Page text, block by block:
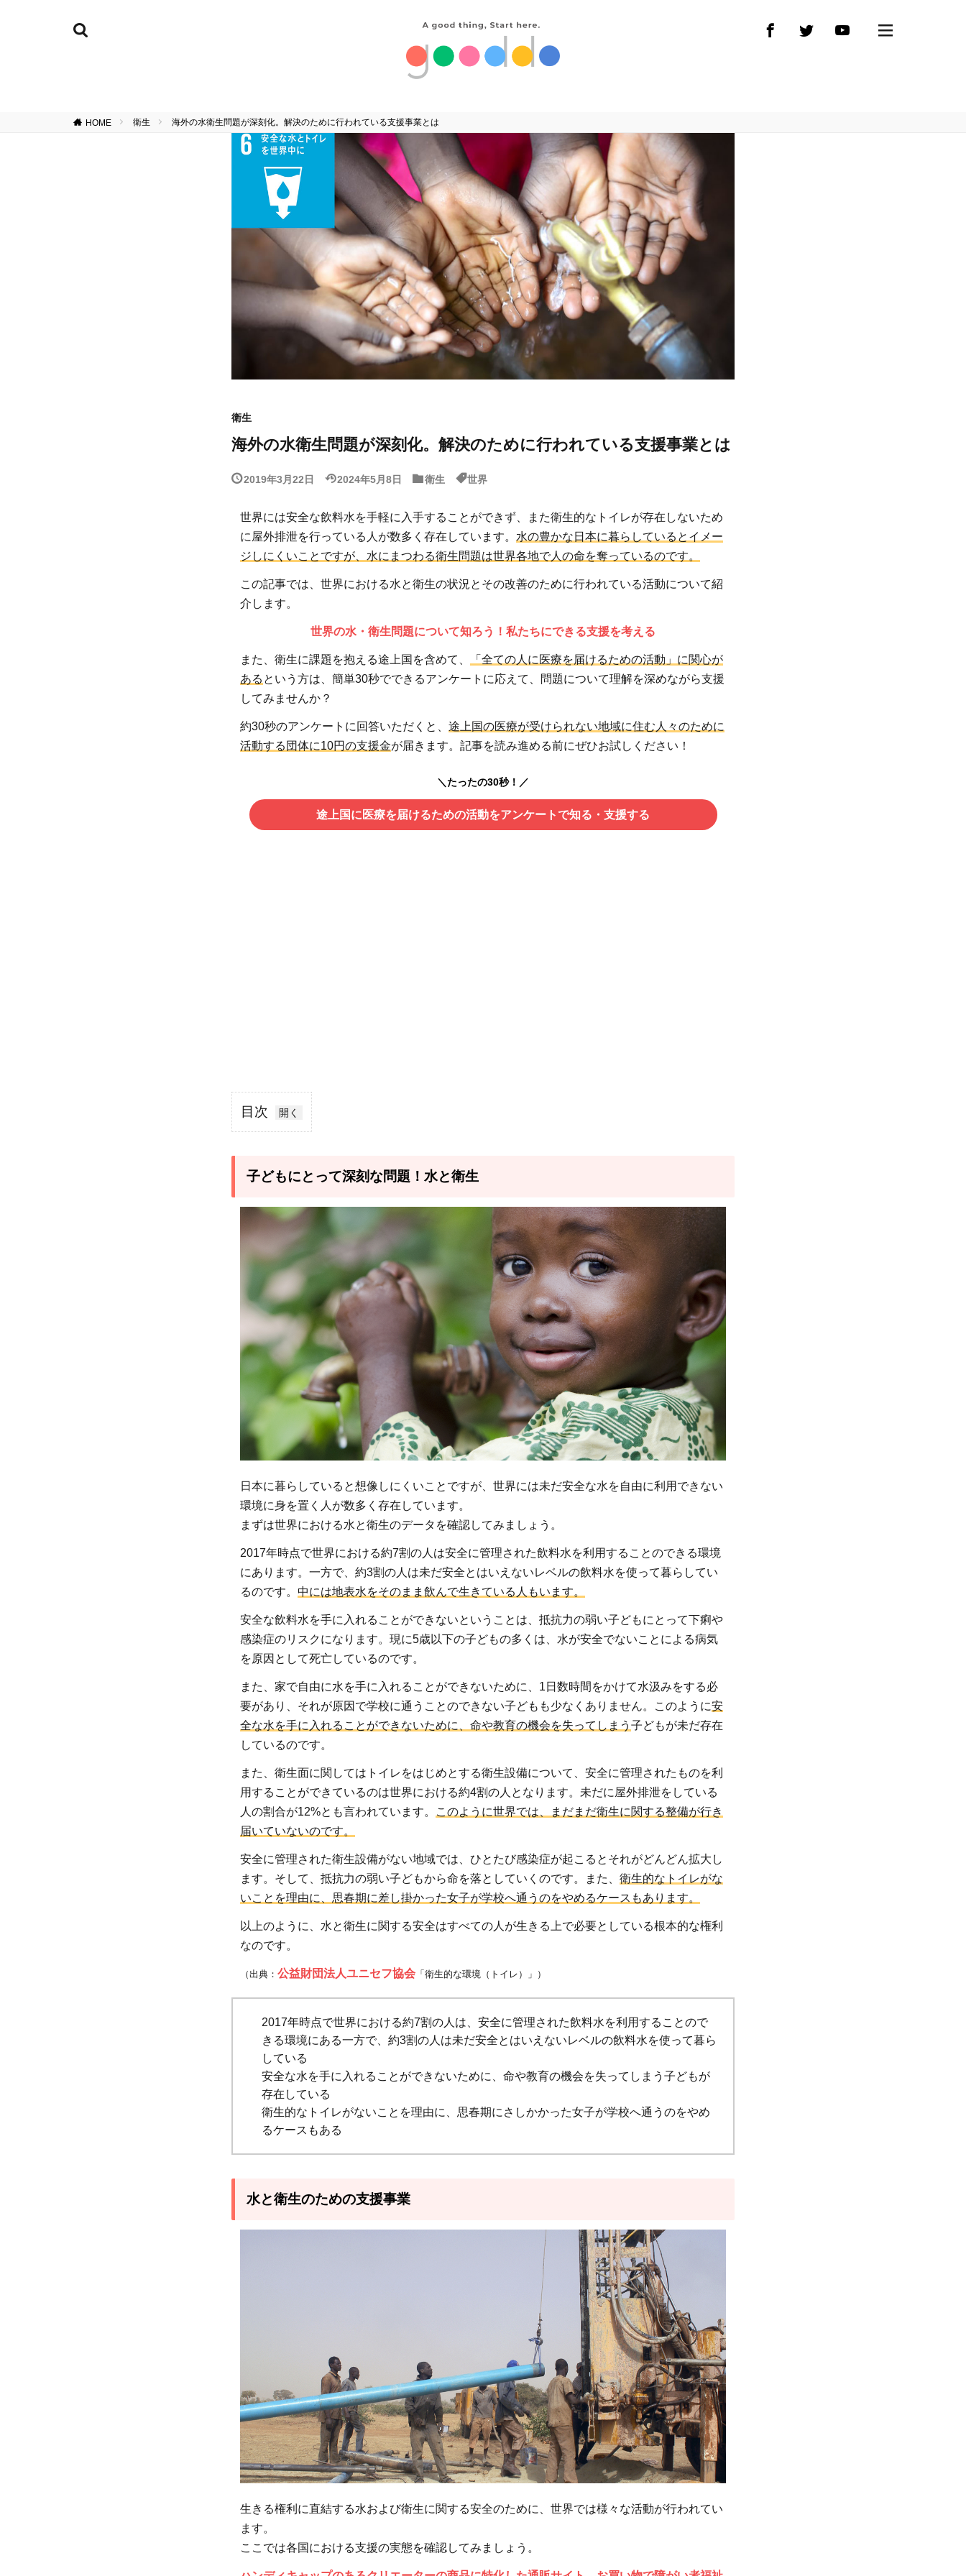
HOME 衛生 海外の水衛生問題が深刻化。解決のために行われている支援事業とは
衛生
海外の水衛生問題が深刻化。解決のために行われている支援事業とは
2019年3月22日 2024年5月8日 衛生 世界
世界には安全な飲料水を手軽に入手することができず、また衛生的なトイレが存在しないため
に屋外排泄を行っている人が数多く存在しています。 水の豊かな日本に暮らしているとイメー
ジしにくいことですが、水にまつわる衛生問題は世界各地で人の命を奪っているのです。
この記事では、世界における水と衛生の状況とその改善のために行われている活動について紹
介します。
世界の水・衛生問題について知ろう！私たちにできる支援を考える
また、衛生に課題を抱える途上国を含めて、
「全ての人に医療を届けるための活動」に関心が
ある という方は、簡単30秒でできるアンケートに応えて、問題について理解を深めながら支援
してみませんか？
約30秒のアンケートに回答いただくと、 途上国の医療が受けられない地域に住む人々のために
活動する団体に10円の支援金が届きます。記事を読み進める前にぜひお試しください！
＼たったの30秒！／
途上国に医療を届けるための活動をアンケートで知る・支援する
目次
1
もに
て深
刻な
水と
衛生
水
衛
生
の
た
め
の
支
援
事
業
2.1
どん
な活
動を
して
る？
2.2
支援
はど
のよ
うな
国や
で行
われ
てい
る？
3
水・
衛生
問題
のた
めに
私た
ちが
でき
る支
3.1
て、
私た
ちも
何か
を始
う
子どもにとって深刻な問題！水と衛生
日本に暮らしていると想像しにくいことですが、世界には未だ安全な水を自由に利用できない
環境に身を置く人が数多く存在しています。
まずは世界における水と衛生のデータを確認してみましょう。
2017年時点で世界における約7割の人は安全に管理された飲料水を利用することのできる環境
にあります。一方で、約3割の人は未だ安全とはいえないレベルの飲料水を使って暮らしてい
るのです。 中には地表水をそのまま飲んで生きている人もいます。
安全な飲料水を手に入れることができないということは、抵抗力の弱い子どもにとって下痢や
感染症のリスクになります。現に5歳以下の子どもの多くは、水が安全でないことによる病気
を原因として死亡しているのです。
また、家で自由に水を手に入れることができないために、1日数時間をかけて水汲みをする必
要があり、それが原因で学校に通うことのできない子どもも少なくありません。このように安
全な水を手に入れることができないために、命や教育の機会を失ってしまう 子どもが未だ存在
しているのです。
また、衛生面に関してはトイレをはじめとする衛生設備について、安全に管理されたものを利
用することができているのは世界における約4割の人となります。未だに屋外排泄をしている
人の割合が12%とも言われています。
このように世界では、まだまだ衛生に関する整備が行き
届いていないのです。
安全に管理された衛生設備がない地域では、ひとたび感染症が起こるとそれがどんどん拡大し
ます。そして、抵抗力の弱い子どもから命を落としていくのです。また、 衛生的なトイレがな
いことを理由に、思春期に差し掛かった女子が学校へ通うのをやめるケースもあります。
以上のように、水と衛生に関する安全はすべての人が生きる上で必要としている根本的な権利
なのです。
（出典： 公益財団法人ユニセフ協会 「衛生的な環境（トイレ）」）
2017年時点で世界における約7割の人は、安全に管理された飲料水を利用することので
きる環境にある一方で、約3割の人は未だ安全とはいえないレベルの飲料水を使って暮ら
している
安全な水を手に入れることができないために、命や教育の機会を失ってしまう子どもが
存在している
衛生的なトイレがないことを理由に、思春期にさしかかった女子が学校へ通うのをやめ
るケースもある
水と衛生のための支援事業
生きる権利に直結する水および衛生に関する安全のために、世界では様々な活動が行われてい
ます。
ここでは各国における支援の実態を確認してみましょう。